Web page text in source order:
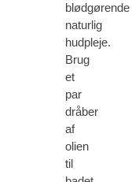
blødgørende
naturlig
hudpleje.
Brug
et
par
dråber
af
olien
til